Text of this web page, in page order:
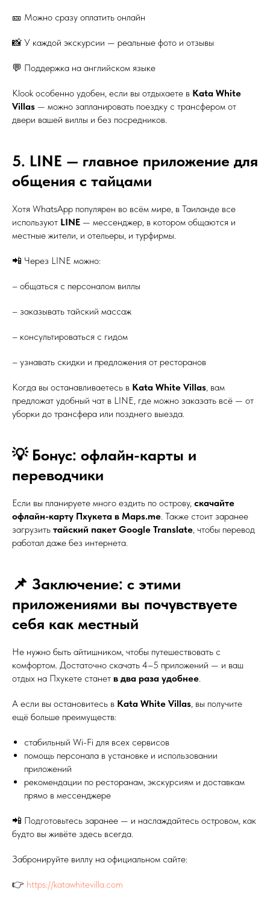
🎫 Можно сразу оплатить онлайн
📸 У каждой экскурсии — реальные фото и отзывы
💬 Поддержка на английском языке
Klook особенно удобен, если вы отдыхаете в Kata White
Villas — можно запланировать поездку с трансфером от
двери вашей виллы и без посредников.
5. LINE — главное приложение для
общения с тайцами
Хотя WhatsApp популярен во всём мире, в Таиланде все
используют LINE — мессенджер, в котором общаются и
местные жители, и отельеры, и турфирмы.
📲 Через LINE можно:
– общаться с персоналом виллы
– заказывать тайский массаж
– консультироваться с гидом
– узнавать скидки и предложения от ресторанов
Когда вы останавливаетесь в Kata White Villas, вам
предложат удобный чат в LINE, где можно заказать всё — от
уборки до трансфера или позднего выезда.
💡 Бонус: офлайн-карты и
переводчики
Если вы планируете много ездить по острову, скачайте
офлайн-карту Пхукета в Maps.me. Также стоит заранее
загрузить тайский пакет Google Translate, чтобы перевод
работал даже без интернета.
📌 Заключение: с этими
приложениями вы почувствуете
себя как местный
Не нужно быть айтишником, чтобы путешествовать с
комфортом. Достаточно скачать 4–5 приложений — и ваш
отдых на Пхукете станет в два раза удобнее.
А если вы остановитесь в Kata White Villas, вы получите
ещё больше преимуществ:
стабильный Wi-Fi для всех сервисов
помощь персонала в установке и использовании
приложений
рекомендации по ресторанам, экскурсиям и доставкам
прямо в мессенджере
📲 Подготовьтесь заранее — и наслаждайтесь островом, как
будто вы живёте здесь всегда.
Забронируйте виллу на официальном сайте:
👉 https://katawhitevilla.com